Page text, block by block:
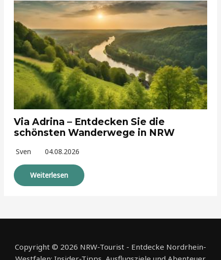
Via Adrina – Entdecken Sie die
schönsten Wanderwege in NRW
Sven 04.08.2026
Weiterlesen
Copyright © 2026 NRW-Tourist - Entdecke Nordrhein-